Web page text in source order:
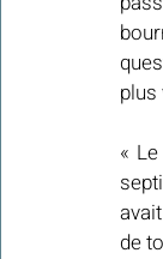
«
de